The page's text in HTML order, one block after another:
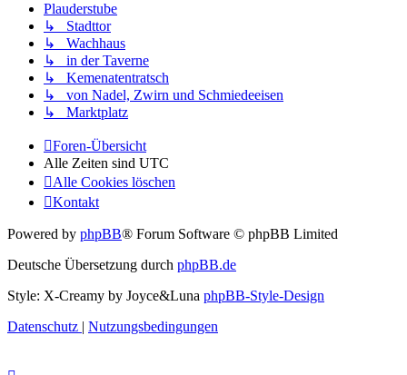
Plauderstube
↳ Stadttor
↳ Wachhaus
↳ in der Taverne
↳ Kemenatentratsch
↳ von Nadel, Zwirn und Schmiedeeisen
↳ Marktplatz
Foren-Übersicht
Alle Zeiten sind UTC
Alle Cookies löschen
Kontakt
Powered by phpBB® Forum Software © phpBB Limited
Deutsche Übersetzung durch phpBB.de
Style: X-Creamy by Joyce&Luna phpBB-Style-Design
Datenschutz
Nutzungsbedingungen